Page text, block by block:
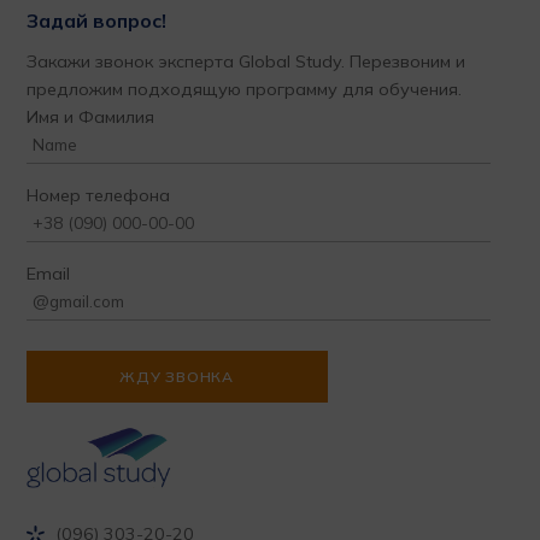
(096) 303-20-20
Задай вопрос!
Закажи звонок эксперта Global Study. Перезвоним и
предложим подходящую программу для обучения.
Имя и Фамилия
Номер телефона
Email